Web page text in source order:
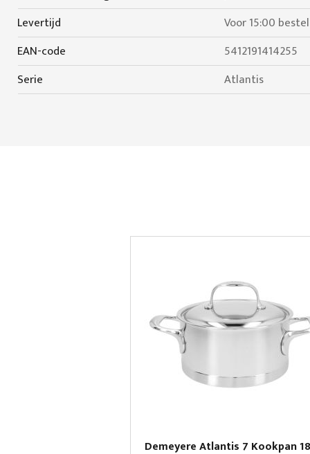
Levertijd
Voor 15:00
EAN-code
5412191414255
Serie
Atlantis
Demeyere Atlantis 7 Kookpan 18